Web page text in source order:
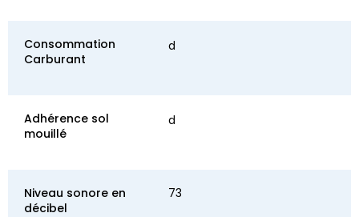
Consommation
Carburant
d
Adhérence sol
mouillé
d
Niveau sonore en
décibel
73